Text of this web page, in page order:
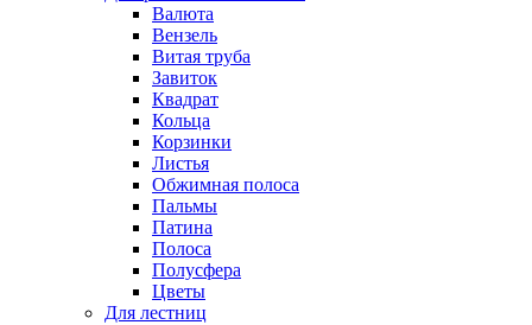
Валюта
Вензель
Витая труба
Завиток
Квадрат
Кольца
Корзинки
Листья
Обжимная полоса
Пальмы
Патина
Полоса
Полусфера
Цветы
Для лестниц